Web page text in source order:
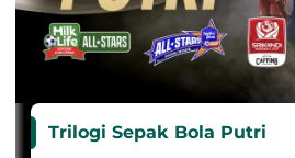
Trilogi Sepak Bola Putri